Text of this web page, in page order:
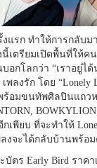
งแรก ทำให้การกลับม
เตรียมเปิดพื้นที่ให้ค
อกโลกว่า “เราอยู่ไ
พลงรัก โดย
ร้อมขนทัพศิลปินแถว
เพียบ ที่จะทำให้
งจะได้กลับบ้านพร้อ
ตร Early Bird ราค